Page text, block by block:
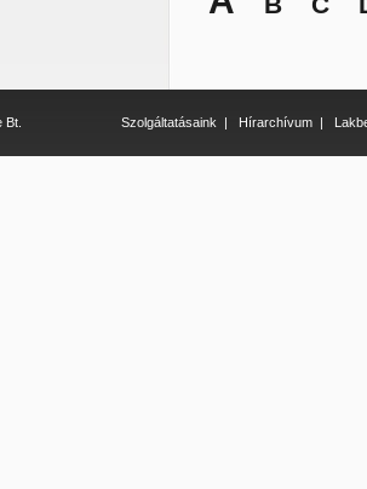
Bt. Szolgáltatásaink | Hírarchívum |